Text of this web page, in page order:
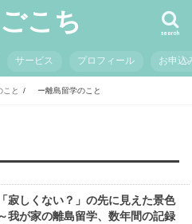
こち search
サービス プロフィール お申込
と ー離島留学のこと
「寂しくない？」の先に見えた景色
～我が家の離島留学、数年間の記録